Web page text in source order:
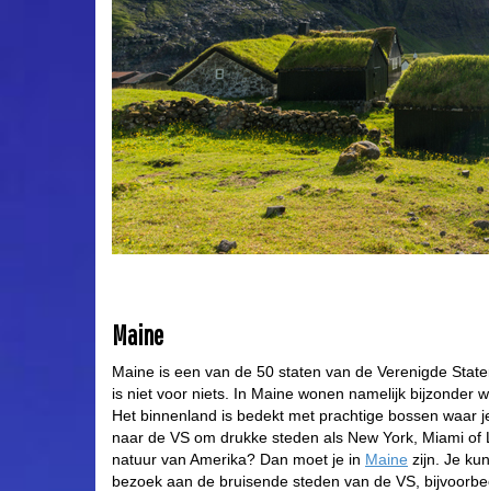
Maine
Maine is een van de 50 staten van de Verenigde
is niet voor niets. In Maine wonen namelijk bijzonder
Het binnenland is bedekt met prachtige bossen waar
naar de VS om drukke steden als New York, Miami
natuur van Amerika? Dan moet je in Maine zijn. Je
bezoek aan de bruisende steden van de VS,